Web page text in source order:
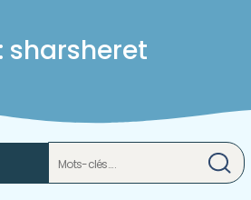
sharsheret